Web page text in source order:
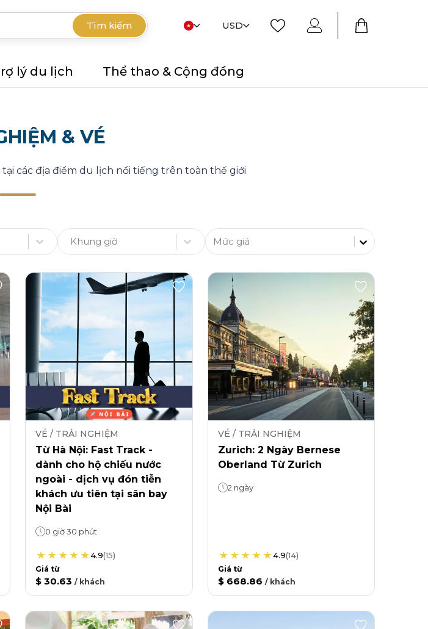
Tìm kiếm USD
lý du lịch Thể thao & Cộng đồng
& VÉ
các địa điểm du lịch nổi tiếng trên toàn thế giới
Khung giờ Mức giá
VÉ / TRẢI NGHIỆM
Từ Hà Nội: Fast Track -
dành cho hộ chiếu nước
ngoài - dịch vụ đón tiễn
khách ưu tiên tại sân bay
Nội Bài
0 giờ 30 phút
4.9(15)
Giá từ
$ 30.63 / khách
VÉ / TRẢI NGHIỆM
Zurich: 2 Ngày Bernese
Oberland Từ Zurich
2 ngày
4.9(14)
Giá từ
$ 668.86 / khách